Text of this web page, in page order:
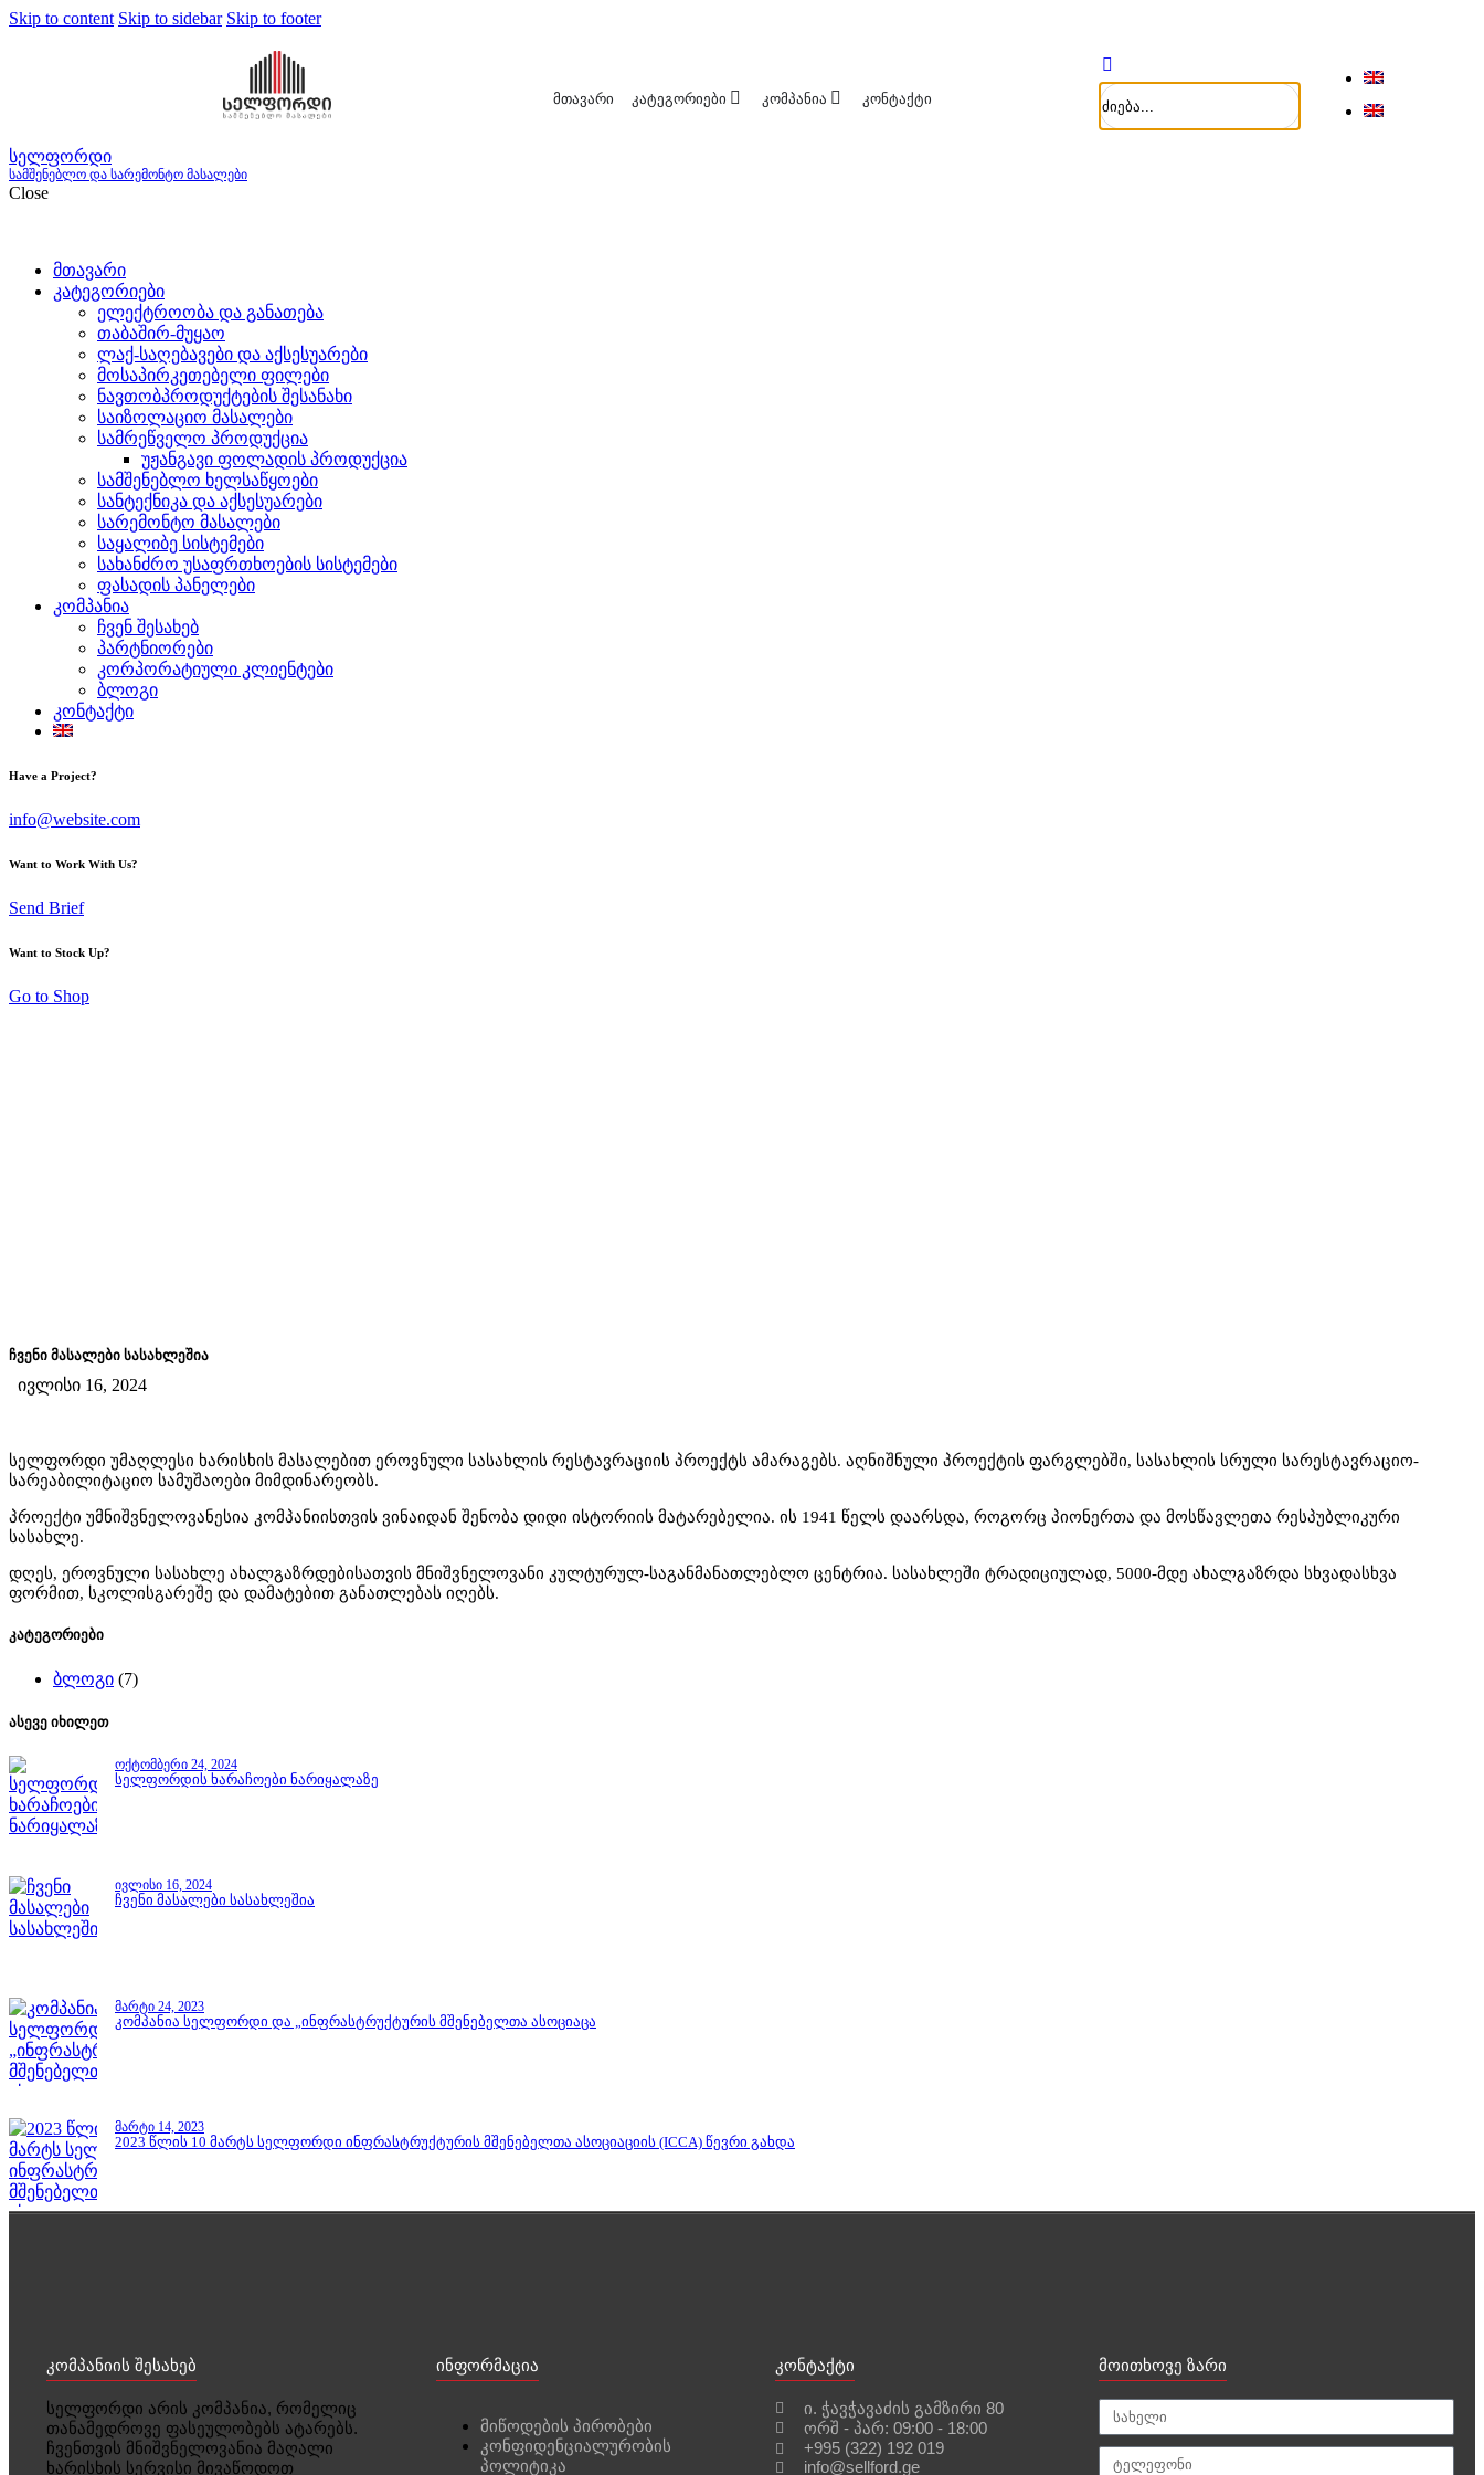
Skip to content Skip to sidebar Skip to footer
მთავარი კატეგორიები კომპანია კონტაქტი
სელფორდი
სამშენებლო და სარემონტო მასალები
Close
მთავარი
კატეგორიები
ელექტროობა და განათება
თაბაშირ-მუყაო
ლაქ-საღებავები და აქსესუარები
მოსაპირკეთებელი ფილები
ნავთობპროდუქტების შესანახი
საიზოლაციო მასალები
სამრეწველო პროდუქცია
უჟანგავი ფოლადის პროდუქცია
სამშენებლო ხელსაწყოები
სანტექნიკა და აქსესუარები
სარემონტო მასალები
საყალიბე სისტემები
სახანძრო უსაფრთხოების სისტემები
ფასადის პანელები
კომპანია
ჩვენ შესახებ
პარტნიორები
კორპორატიული კლიენტები
ბლოგი
კონტაქტი
Have a Project?
info@website.com
Want to Work With Us?
Send Brief
Want to Stock Up?
Go to Shop
ჩვენი მასალები სასახლეშია
ივლისი 16, 2024
სელფორდი უმაღლესი ხარისხის მასალებით ეროვნული სასახლის რესტავრაციის პროექტს ამარაგებს. აღნიშნული პროექტის ფარგლებში, სასახლის სრული სარესტავრაციო-
სარეაბილიტაციო სამუშაოები მიმდინარეობს.
პროექტი უმნიშვნელოვანესია კომპანიისთვის ვინაიდან შენობა დიდი ისტორიის მატარებელია. ის 1941 წელს დაარსდა, როგორც პიონერთა და მოსწავლეთა რესპუბლიკური
სასახლე.
დღეს, ეროვნული სასახლე ახალგაზრდებისათვის მნიშვნელოვანი კულტურულ-საგანმანათლებლო ცენტრია. სასახლეში ტრადიციულად, 5000-მდე ახალგაზრდა სხვადასხვა
ფორმით, სკოლისგარეშე და დამატებით განათლებას იღებს.
კატეგორიები
ბლოგი (7)
ასევე იხილეთ
ოქტომბერი 24, 2024
სელფორდის ხარაჩოები ნარიყალაზე
ივლისი 16, 2024
ჩვენი მასალები სასახლეშია
მარტი 24, 2023
კომპანია სელფორდი და „ინფრასტრუქტურის მშენებელთა ასოციაცა
მარტი 14, 2023
2023 წლის 10 მარტს სელფორდი ინფრასტრუქტურის მშენებელთა ასოციაციის (ICCA) წევრი გახდა
კომპანიის შესახებ
სელფორდი არის კომპანია, რომელიც
თანამედროვე ფასეულობებს ატარებს.
ჩვენთვის მნიშვნელოვანია მაღალი
ხარისხის სერვისი მივაწოდოთ
ინფორმაცია
მიწოდების პირობები
კონფიდენციალურობის
პოლიტიკა
კონტაქტი
ი. ჭავჭავაძის გამზირი 80
ორშ - პარ: 09:00 - 18:00
+995 (322) 192 019
info@sellford.ge
მოითხოვე ზარი